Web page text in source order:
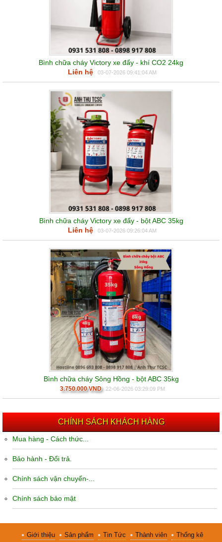
Bình chữa cháy Victory xe đẩy - khí CO2 24kg
Liên hệ
03-07-2026 09:41:04 AM
Bình chữa cháy Victory xe đẩy - bột ABC 35kg
Liên hệ
03-07-2026 09:26:04 AM
Bình chữa cháy Sông Hồng - bột ABC 35kg
3.750.000 VND 22-06-2026 03:29:09 PM
CHÍNH SÁCH KHÁCH HÀNG
Mua hàng - Cách thức...
Bảo hành - Đổi trả.
Chính sách vận chuyển-...
Chính sách bảo mật
Giới thiệu Sản phẩm Tin Tức Thành viên Thống kê